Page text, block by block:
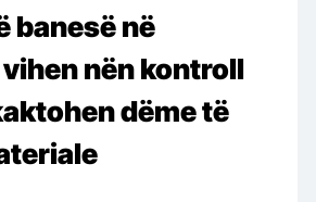
banesë në
nën kontroll
dëme të